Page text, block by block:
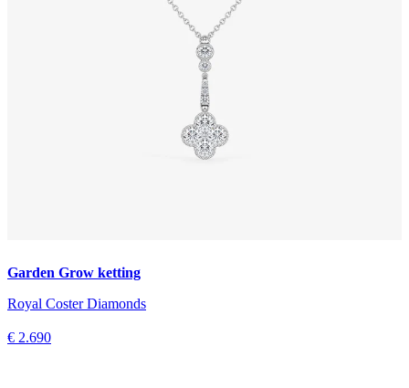
Garden Grow ketting
Royal Coster Diamonds
€ 2.690